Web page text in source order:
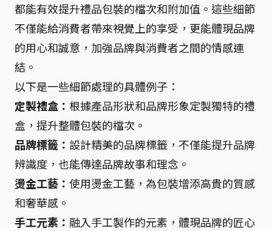
都能有效提升禮品包裝的檔次和附加值。這些細節
不僅能給消費者帶來視覺上的享受，更能體現品牌
的用心和誠意，加強品牌與消費者之間的情感連
結。
以下是一些細節處理的具體例子：
定製禮盒： 根據產品形狀和品牌形象定製獨特的禮
盒，提升整體包裝的檔次。
品牌標籤： 設計精美的品牌標籤，不僅能提升品牌
辨識度，也能傳達品牌故事和理念。
燙金工藝： 使用燙金工藝，為包裝增添高貴的質感
和奢華感。
手工元素： 融入手工製作的元素，體現品牌的匠心